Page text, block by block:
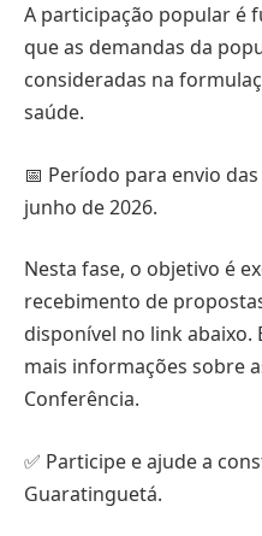
A participação popular é
que as demandas da
consideradas na
saúde.
📅 Período para envio
junho de 2026.
Nesta fase, o objetivo é
recebimento de
disponível no link abaixo.
mais informações sobre
Conferência.
✅ Participe e ajude a
Guaratinguetá.